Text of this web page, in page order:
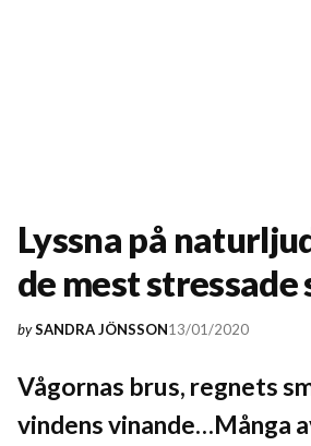
Lyssna på
de mest stressade
by SANDRA JÖNSSON13/01/2020
Vågornas brus, regnets
vindens vinande…Många